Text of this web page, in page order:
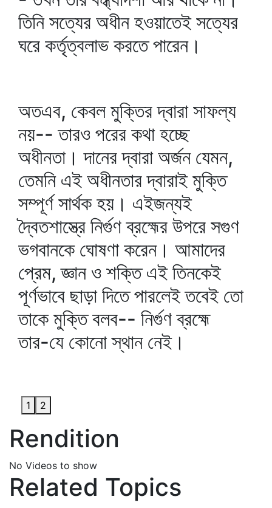
তিনি সত্যের অধীন হওয়াতেই সত্যের
ঘরে কর্তৃত্বলাভ করতে পারেন।
অতএব, কেবল মুক্তির দ্বারা সাফল্য
নয়-- তারও পরের কথা হচ্ছে
অধীনতা। দানের দ্বারা অর্জন যেমন,
তেমনি এই অধীনতার দ্বারাই মুক্তি
সম্পূর্ণ সার্থক হয়। এইজন্যই
দ্বৈতশাস্ত্রে নির্গুণ ব্রহ্মের উপরে সগুণ
ভগবানকে ঘোষণা করেন। আমাদের
প্রেম, জ্ঞান ও শক্তি এই তিনকেই
পূর্ণভাবে ছাড়া দিতে পারলেই তবেই তো
তাকে মুক্তি বলব-- নির্গুণ ব্রহ্মে
তার-যে কোনো স্থান নেই।
1 2
Rendition
No Videos to show
Related Topics